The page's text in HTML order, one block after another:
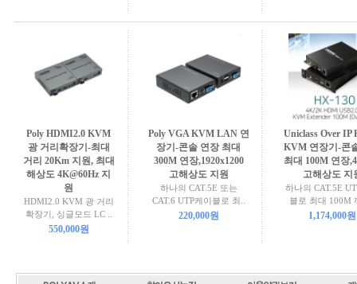
Poly HDMI2.0 KVM
광 거리확장기-최대
거리 20Km 지원, 최대
해상도 4K@60Hz 지
원
HDMI2.0 KVM 광 거리
확장기, 싱글모드 LC ..
550,000원
Poly VGA KVM LAN 연
장기-콘솔 연장 최대
300M 연장,1920x1200
고해상도 지원
하나의 CAT.5E 또는
CAT.6 UTP케이블로 최..
220,000원
Uniclass Over IP
KVM 연장기-콘
최대 100M 연장
고해상도 지
하나의 CAT.5E
블로 최대 100M
1,174,000원